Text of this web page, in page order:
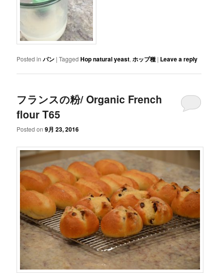
Posted in パン |Tagged Hop natural yeast,ホップ種 | Leave a reply
フランスの粉/ Organic French
flour T65
Posted on9月 23, 2016